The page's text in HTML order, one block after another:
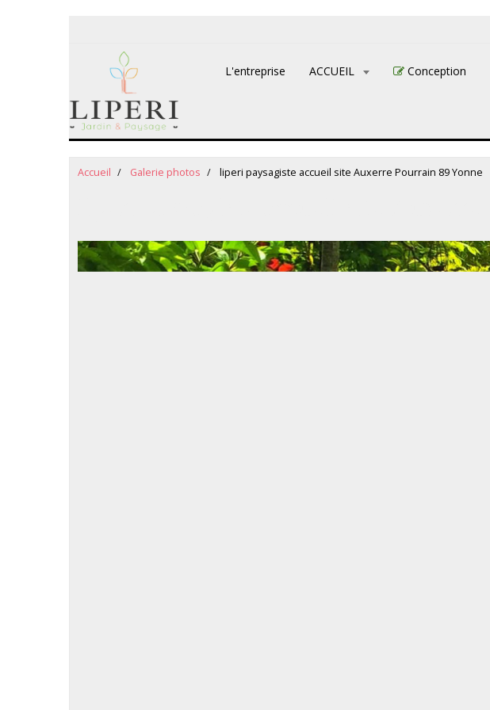
L'entreprise ACCUEIL Conception
Accueil Galerie photos liperi paysagiste accueil site Auxerre Pourrain 89 Yonne